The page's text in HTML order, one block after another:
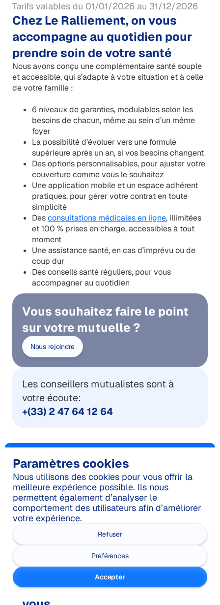
Tarifs valables du 01/01/2026 au 31/12/2026
Chez Le Ralliement, on vous
accompagne au quotidien pour
prendre soin de votre santé
Nous avons conçu une complémentaire santé souple
et accessible, qui s’adapte à votre situation et à celle
de votre famille :
6 niveaux de garanties, modulables selon les
besoins de chacun, même au sein d’un même
foyer
La possibilité d’évoluer vers une formule
supérieure après un an, si vos besoins changent
Des options personnalisables, pour ajuster votre
couverture comme vous le souhaitez
Une application mobile et un espace adhérent
pratiques, pour gérer votre contrat en toute
simplicité
Desconsultations médicales en ligne, illimitées
et 100 % prises en charge, accessibles à tout
moment
Une assistance santé, en cas d’imprévu ou de
coup dur
Des conseils santé réguliers, pour vous
accompagner au quotidien
Vous souhaitez faire le point
sur votre mutuelle ?
Nous rejoindre
Les conseillers mutualistes sont à
votre écoute:
+(33) 2 47 64 12 64
COMMENT CHOISIR MA
GARANTIE
FAMILLES ET PARTICULIERS
Seniors & retraités : une
mutuelle qui évolue avec
Paramètres cookies
Nous utilisons des cookies pour vous offrir la
meilleure expérience possible. Ils nous
permettent également d’analyser le
comportement des utilisateurs afin d’améliorer
votre expérience.
Refuser
Préférences
Accepter